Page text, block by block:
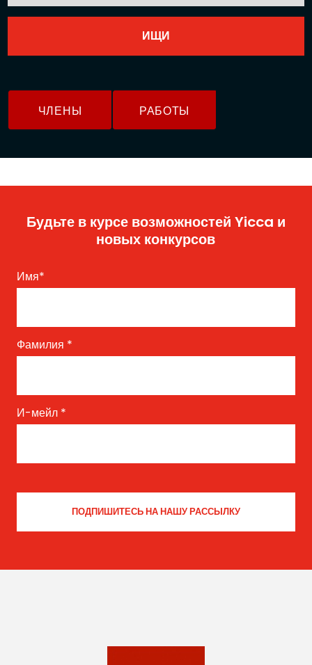
ЧЛЕНЫ РАБОТЫ
Будьте в курсе возможностей Yicca и
новых конкурсов
Имя*
Фамилия *
И-мейл *